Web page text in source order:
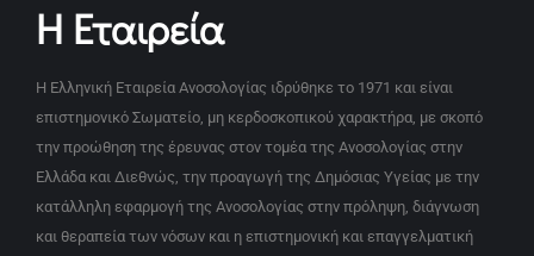
Η Εταιρεία
Η Ελληνική Εταιρεία Ανοσολογίας ιδρύθηκε το 1971 και είναι
επιστημονικό Σωματείο, μη κερδοσκοπικού χαρακτήρα, με σκοπό
την προώθηση της έρευνας στον τομέα της Ανοσολογίας στην
Ελλάδα και Διεθνώς, την προαγωγή της Δημόσιας Υγείας με την
κατάλληλη εφαρμογή της Ανοσολογίας στην πρόληψη, διάγνωση
και θεραπεία των νόσων και η επιστημονική και επαγγελματική